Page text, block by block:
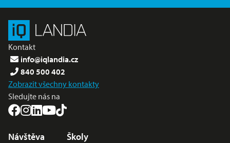
Kontakt
info@iqlandia.cz
840 500 402
Zobrazit všechny kontakty
Sledujte nás na
Nabídka v zápatí
Návštěva Školy